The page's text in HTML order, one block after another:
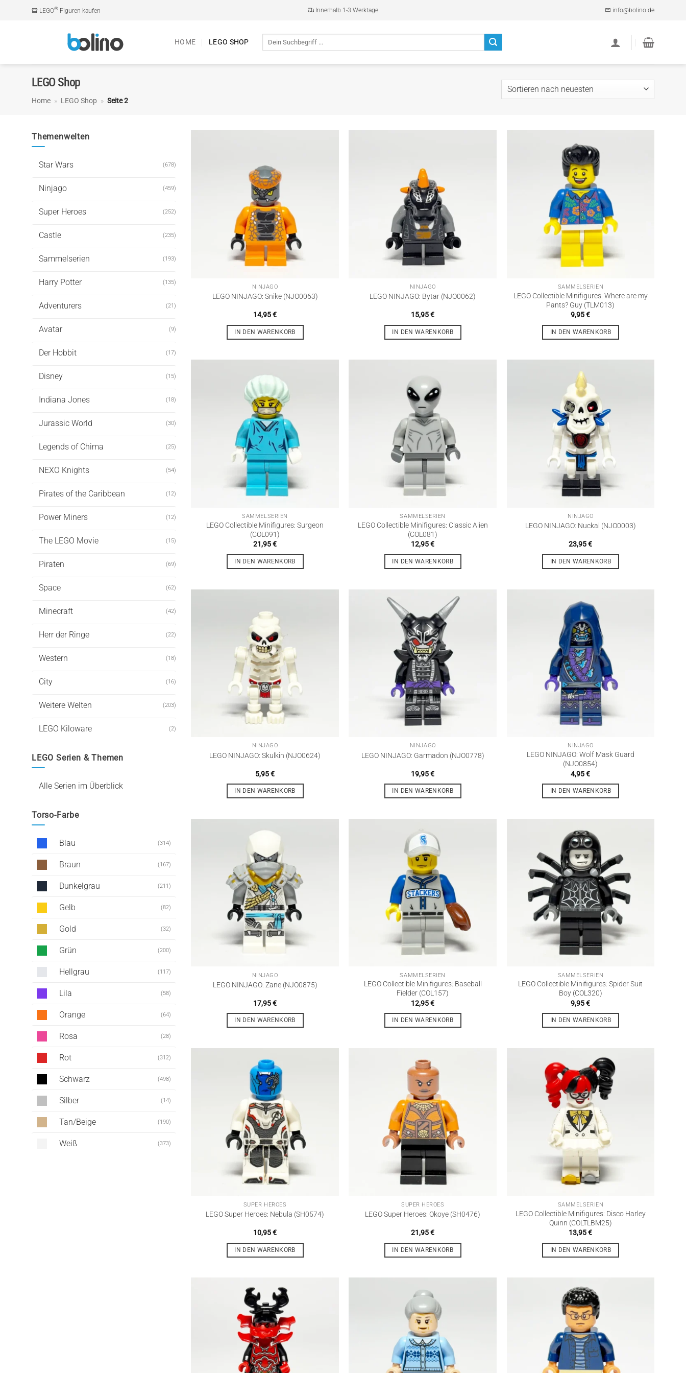
LEGO® Figuren kaufen Innerhalb 1-3 Werktage info@bolino.de
HOME LEGO SHOP
Suche
LEGO Shop
Home » LEGO Shop » Seite 2
Themenwelten
Star Wars (678)
Ninjago (459)
Super Heroes (252)
Castle (235)
Sammelserien (193)
Harry Potter (135)
Adventurers (21)
Avatar (9)
Der Hobbit (17)
Disney (15)
Indiana Jones (18)
Jurassic World (30)
Legends of Chima (25)
NEXO Knights (54)
Pirates of the Caribbean (12)
Power Miners (12)
The LEGO Movie (15)
Piraten (69)
Space (62)
Minecraft (42)
Herr der Ringe (22)
Western (18)
City (16)
Weitere Welten (203)
LEGO Kiloware (2)
LEGO Serien & Themen
Alle Serien im Überblick
Torso-Farbe
Blau (314)
Braun (167)
Dunkelgrau (211)
Gelb (82)
Gold (32)
Grün (200)
Hellgrau (117)
Lila (58)
Orange (64)
Rosa (28)
Rot (312)
Schwarz (498)
Silber (14)
Tan/Beige (190)
Weiß (373)
NINJAGO
LEGO NINJAGO: Snike (NJO0063)
14,95€
IN DEN WARENKORB
NINJAGO
LEGO NINJAGO: Bytar (NJO0062)
15,95€
IN DEN WARENKORB
SAMMELSERIEN
LEGO Collectible Minifigures: Where are my
Pants? Guy (TLM013)
9,95€
IN DEN WARENKORB
SAMMELSERIEN
LEGO Collectible Minifigures: Surgeon
(COL091)
21,95€
IN DEN WARENKORB
SAMMELSERIEN
LEGO Collectible Minifigures: Classic Alien
(COL081)
12,95€
IN DEN WARENKORB
NINJAGO
LEGO NINJAGO: Nuckal (NJO0003)
23,95€
IN DEN WARENKORB
NINJAGO
LEGO NINJAGO: Skulkin (NJO0624)
5,95€
IN DEN WARENKORB
NINJAGO
LEGO NINJAGO: Garmadon (NJO0778)
19,95€
IN DEN WARENKORB
NINJAGO
LEGO NINJAGO: Wolf Mask Guard
(NJO0854)
4,95€
IN DEN WARENKORB
NINJAGO
LEGO NINJAGO: Zane (NJO0875)
17,95€
IN DEN WARENKORB
SAMMELSERIEN
LEGO Collectible Minifigures: Baseball
Fielder (COL157)
12,95€
IN DEN WARENKORB
SAMMELSERIEN
LEGO Collectible Minifigures: Spider Suit
Boy (COL320)
9,95€
IN DEN WARENKORB
SUPER HEROES
LEGO Super Heroes: Nebula (SH0574)
10,95€
IN DEN WARENKORB
SUPER HEROES
LEGO Super Heroes: Okoye (SH0476)
21,95€
IN DEN WARENKORB
SAMMELSERIEN
LEGO Collectible Minifigures: Disco Harley
Quinn (COLTLBM25)
13,95€
IN DEN WARENKORB